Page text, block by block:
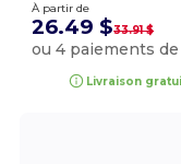
À partir de
26.49 $33.91 $
ou 4 paiements de
Livraison